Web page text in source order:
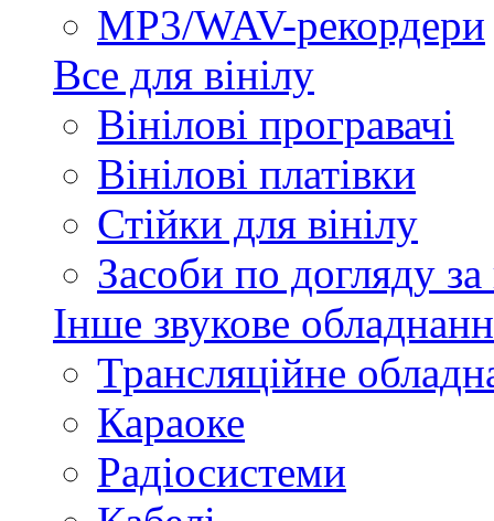
MP3/WAV-рекордери
Все для вінілу
Вінілові програвачі
Вінілові платівки
Стійки для вінілу
Засоби по догляду за
Інше звукове
Трансляційне
Караоке
Радіосистеми